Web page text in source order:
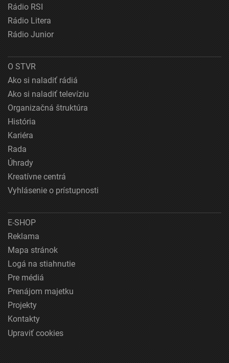
Rádio RSI
Rádio Litera
Rádio Junior
O STVR
Ako si naladiť rádiá
Ako si naladiť televíziu
Organizačná štruktúra
História
Kariéra
Rada
Úhrady
Kreatívne centrá
Vyhlásenie o prístupnosti
E-SHOP
Reklama
Mapa stránok
Logá na stiahnutie
Pre médiá
Prenájom majetku
Projekty
Kontakty
Upraviť cookies